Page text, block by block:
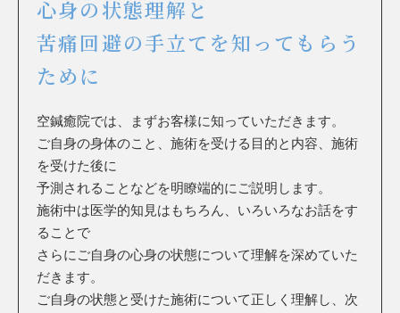
心身の状態理解と
苦痛回避の手立てを知ってもらう
ために
空鍼癒院では、まずお客様に知っていただきます。
ご自身の身体のこと、施術を受ける目的と内容、施術
を受けた後に
予測されることなどを明瞭端的にご説明します。
施術中は医学的知見はもちろん、いろいろなお話をす
ることで
さらにご自身の心身の状態について理解を深めていた
だきます。
ご自身の状態と受けた施術について正しく理解し、次